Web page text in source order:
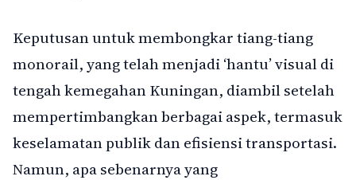
Keputusan untuk membongkar tiang-tiang
monorail, yang telah menjadi ‘hantu’ visual di
tengah kemegahan Kuningan, diambil setelah
mempertimbangkan berbagai aspek, termasuk
keselamatan publik dan efisiensi transportasi.
Namun, apa sebenarnya yang